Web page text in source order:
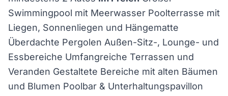
Swimmingpool mit Meerwasser Poolterrasse mit
Liegen, Sonnenliegen und Hängematte
Überdachte Pergolen Außen-Sitz-, Lounge- und
Essbereiche Umfangreiche Terrassen und
Veranden Gestaltete Bereiche mit alten Bäumen
und Blumen Poolbar & Unterhaltungspavillon